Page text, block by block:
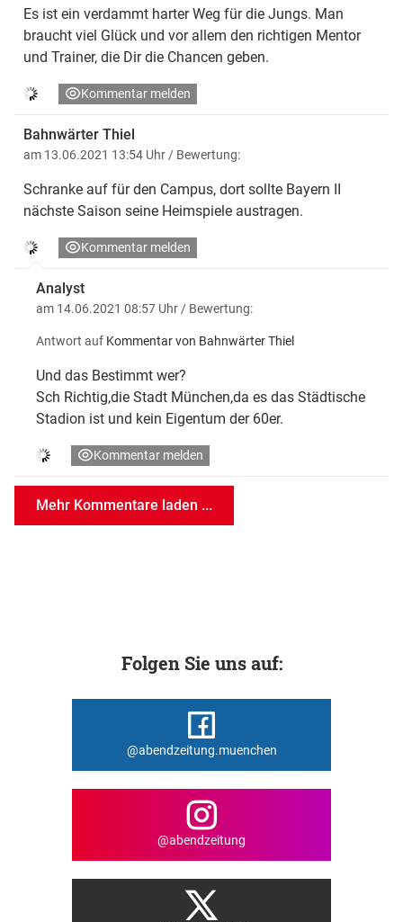
Es ist ein verdammt harter Weg für die Jungs. Man
braucht viel Glück und vor allem den richtigen Mentor
und Trainer, die Dir die Chancen geben.
Kommentar melden
Bahnwärter Thiel
am 13.06.2021 13:54 Uhr / Bewertung:
Schranke auf für den Campus, dort sollte Bayern II
nächste Saison seine Heimspiele austragen.
Kommentar melden
Analyst
am 14.06.2021 08:57 Uhr / Bewertung:
Antwort auf Kommentar von Bahnwärter Thiel
Und das Bestimmt wer?
Sch Richtig,die Stadt München,da es das Städtische
Stadion ist und kein Eigentum der 60er.
Kommentar melden
Mehr Kommentare laden ...
Folgen Sie uns auf:
@abendzeitung.muenchen
@abendzeitung